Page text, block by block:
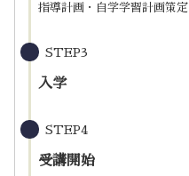
指導計画・自学学習計画策定
STEP3
入学
STEP4
受講開始